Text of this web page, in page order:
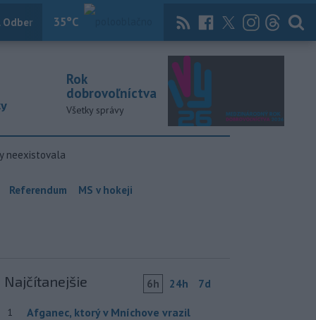
35°C
Odber Knihy Magazín News Now Archív
Rok
dobrovoľníctva
Všetky správy
neexistovala
Referendum MS v hokeji
Najčítanejšie 6h 24h 7d
1
Afganec, ktorý v Mníchove vrazil